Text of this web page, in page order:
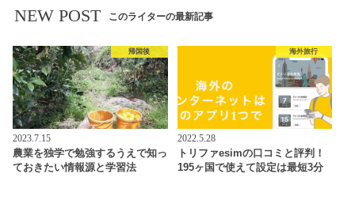
NEW POST このライターの最新記事
帰国後
2023.7.15
農業を独学で勉強するうえで知っ
ておきたい情報源と学習法
海外旅行
2022.5.28
トリファesimの口コミと評判！
195ヶ国で使えて設定は最短3分